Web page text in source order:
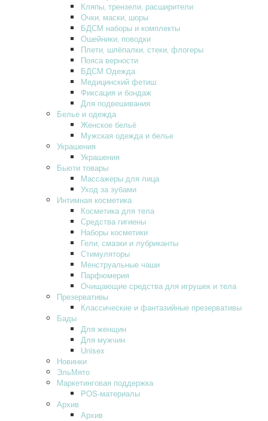
Кляпы‚ трензели‚ расширители
Очки‚ маски‚ шоры
БДСМ наборы и комплекты
Ошейники‚ поводки
Плети‚ шлёпалки‚ стеки‚ флогеры
Пояса верности
БДСМ Одежда
Медицинский фетиш
Фиксация и бондаж
Для подвешивания
Белье и одежда
Женское бельё
Мужская одежда и белье
Украшения
Украшения
Бьюти товары
Массажеры для лица
Уход за зубами
Интимная косметика
Косметика для тела
Средства гигиены
Наборы косметики
Гели‚ смазки и лубриканты
Стимуляторы
Менструальные чаши
Парфюмерия
Очищающие средства для игрушек и тела
Презервативы
Классические и фантазийные презервативы
Бады
Для женщин
Для мужчин
Unisex
Новинки
ЭльМято
Маркетинговая поддержка
POS-материалы
Архив
Архив